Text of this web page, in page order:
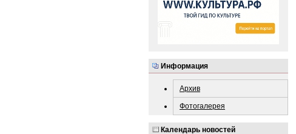
Информация
Архив
Фотогалерея
Календарь новостей